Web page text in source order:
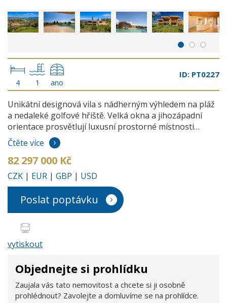
4 1 ano
ID: PT0227
Unikátní designová vila s nádherným výhledem na pláž
a nedaleké golfové hřiště. Velká okna a jihozápadní
orientace prosvětlují luxusní prostorné místnosti…
Čtěte více
82 297 000 Kč
CZK | EUR | GBP | USD
Poslat poptávku
vytiskout
Objednejte si prohlídku
Zaujala vás tato nemovitost a chcete si ji osobně
prohlédnout? Zavolejte a domluvíme se na prohlídce.